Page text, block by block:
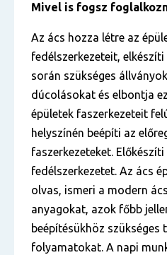
Mivel is fogsz
Az ács hozza létre az
fedélszerkezeteit, elkészíti
során szükséges
dúcolásokat és elbontja
épületek faszerkezeteit
helyszínén beépíti az
faszerkezeteket.
fedélszerkezetet. Az ács
olvas, ismeri a modern
anyagokat, azok főbb
beépítésükhöz szükséges
folyamatokat. A napi